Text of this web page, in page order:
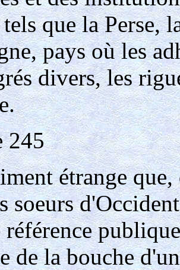
tels que la Perse,
pays où les
divers, les
245
étrange
soeurs
référence
de la bouche